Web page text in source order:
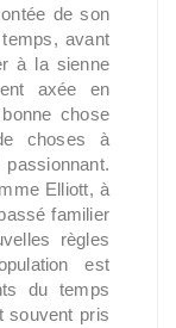
de son
avant
à la sienne
axée en
chose
choses à
Elliott, à
familier
règles
est
du temps
souvent pris